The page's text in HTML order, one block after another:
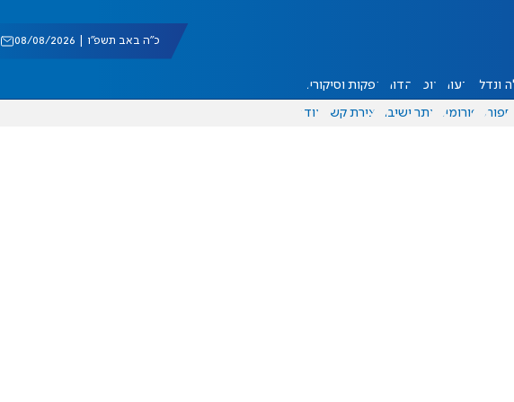
כ"ה באב תשפ"ו | 08/08/2026
ונדל"ן דעות אוכל יהדות הפקות וסיקורים
ספורט פורומים אתר ישיבה יצירת קשר עוד